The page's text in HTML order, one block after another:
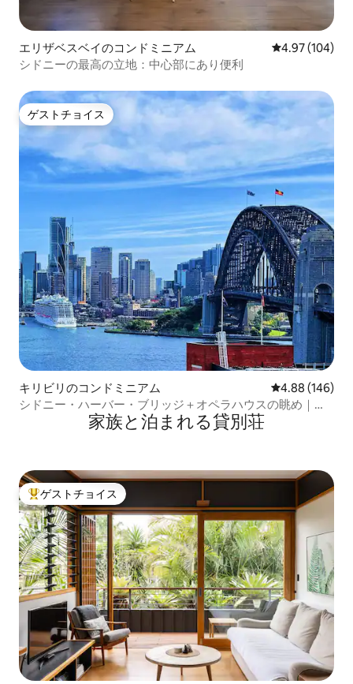
エリザベスベイのコンドミニアム レビュー104
4.97 (104)
シドニーの最高の立地：中心部にあり便利
ゲストチョイス
ゲストチョイス
キリビリのコンドミニアム レビュー146
4.88 (146)
シドニー・ハーバー・ブリッジ＋オペラハウスの眺め｜駐
家族と泊まれる貸別荘
大好評のゲストチョイスです。
ゲストチョイス